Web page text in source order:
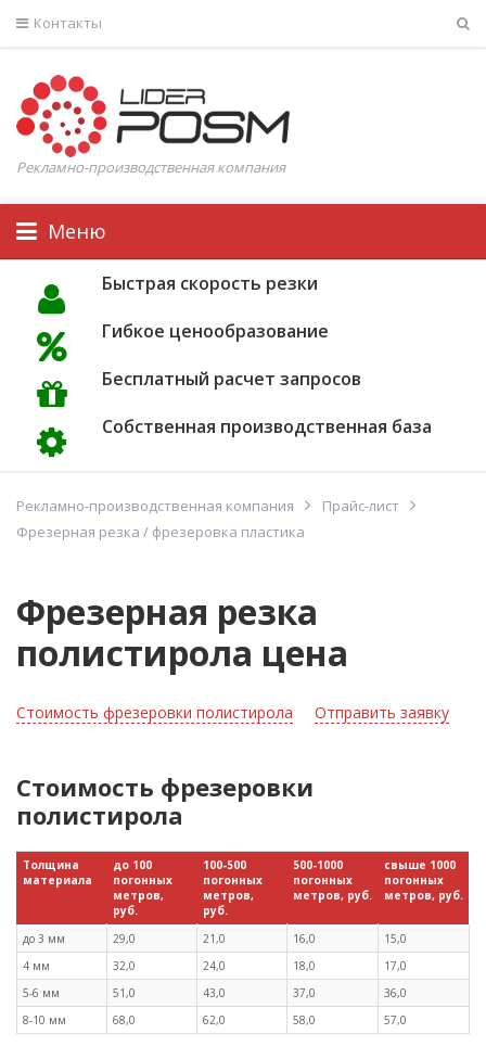
Контакты
Рекламно-производственная компания
Меню
Быстрая скорость резки
Гибкое ценообразование
Бесплатный расчет запросов
Собственная производственная база
Рекламно-производственная компания
Прайс-лист
Фрезерная резка / фрезеровка пластика
Фрезерная резка
полистирола цена
Стоимость фрезеровки полистирола Отправить заявку
Стоимость фрезеровки
полистирола
Толщина
материала
до 100
погонных
метров,
руб.
100-500
погонных
метров,
руб.
500-1000
погонных
метров, руб.
свыше 1000
погонных
метров, руб.
до 3 мм 29,0 21,0 16,0
15,0
4 мм
32,0 24,0 18,0
17,0
5-6 мм
51,0 43,0 37,0
36,0
8-10 мм
68,0 62,0 58,0 57,0